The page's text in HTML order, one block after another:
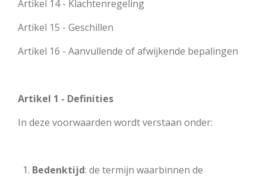
Artikel 14 - Klachtenregeling
Artikel 15 - Geschillen
Artikel 16 - Aanvullende of afwijkende bepalingen
Artikel 1 - Definities
In deze voorwaarden wordt verstaan onder:
Bedenktijd: de termijn waarbinnen de